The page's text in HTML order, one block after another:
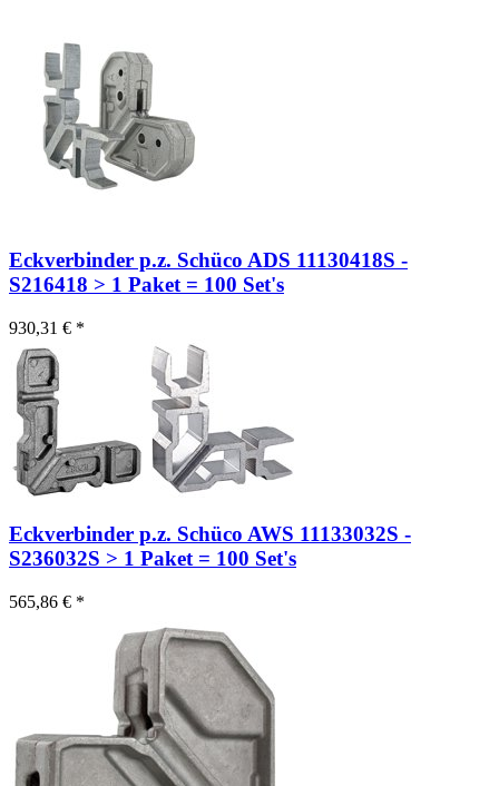
Eckverbinder p.z. Schüco ADS 11130418S -
S216418 > 1 Paket = 100 Set's
930,31 € *
Eckverbinder p.z. Schüco AWS 11133032S -
S236032S > 1 Paket = 100 Set's
565,86 € *